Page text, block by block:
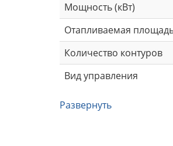
Мощность (кВт)
Отапливаемая
Количество контуров
Вид управления
Развернуть